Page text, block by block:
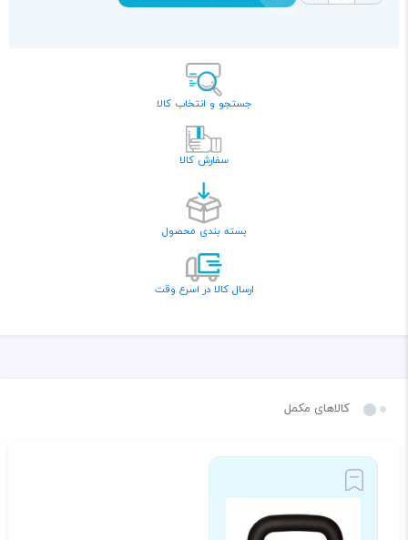
جستجو و انتخاب کالا
سفارش کالا
بسته بندی محصول
ارسال کالا در اسرع وقت
کالاهای مکمل